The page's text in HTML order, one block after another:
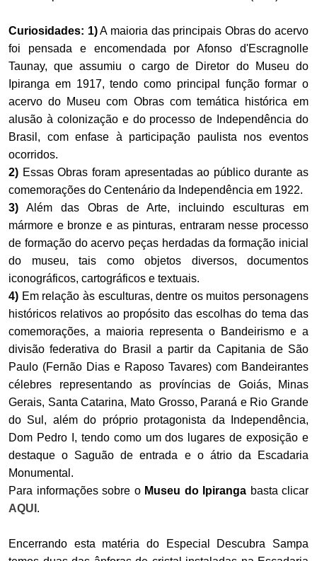
Curiosidades: 1)A maioria das principais Obras do acervo
foi pensada e encomendada por Afonso d'Escragnolle
Taunay, que assumiu o cargo de Diretor do Museu do
Ipiranga em 1917, tendo como principal função formar o
acervo do Museu com Obras com temática histórica em
alusão à colonização e do processo de Independência do
Brasil, com enfase à participação paulista nos eventos
ocorridos.
2) Essas Obras foram apresentadas ao público durante as
comemorações do Centenário da Independência em 1922.
3) Além das Obras de Arte, incluindo esculturas em
mármore e bronze e as pinturas, entraram nesse processo
de formação do acervo peças herdadas da formação inicial
do museu, tais como objetos diversos, documentos
iconográficos, cartográficos e textuais.
4) Em relação às esculturas, dentre os muitos personagens
históricos relativos ao propósito das escolhas do tema das
comemorações, a maioria representa o Bandeirismo e a
divisão federativa do Brasil a partir da Capitania de São
Paulo (Fernão Dias e Raposo Tavares) com Bandeirantes
célebres representando as províncias de Goiás, Minas
Gerais, Santa Catarina, Mato Grosso, Paraná e Rio Grande
do Sul, além do próprio protagonista da Independência,
Dom Pedro I, tendo como um dos lugares de exposição e
destaque o Saguão de entrada e o átrio da Escadaria
Monumental.
Para informações sobre o Museu do Ipiranga basta clicar
AQUI .
Encerrando esta matéria do Especial Descubra Sampa